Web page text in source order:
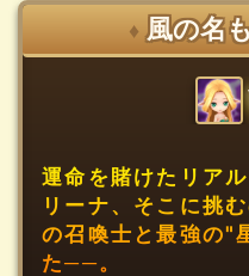
♦ 風の名
運命を賭けたリア
リーナ、そこに挑
の召喚士と最強の"
た──。